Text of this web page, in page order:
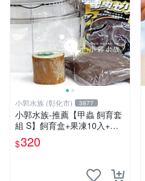
小郭水族 (彰化市) 3877
小郭水族-推薦【甲蟲 飼育套
組 S】飼育盒+果凍10入+果
凍台+底土 / 獨角仙 兜蟲 鍬形
蟲 幼兜
$320